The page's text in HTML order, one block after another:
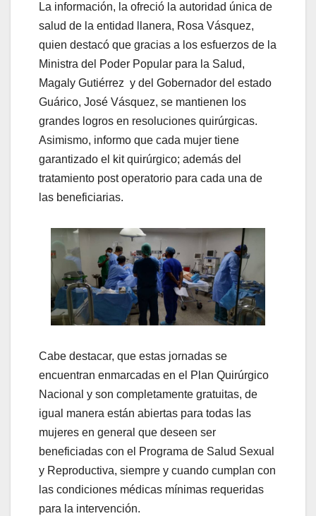
La información, la ofreció la autoridad única de
salud de la entidad llanera, Rosa Vásquez,
quien destacó que gracias a los esfuerzos de la
Ministra del Poder Popular para la Salud,
Magaly Gutiérrez y del Gobernador del estado
Guárico, José Vásquez, se mantienen los
grandes logros en resoluciones quirúrgicas.
Asimismo, informo que cada mujer tiene
garantizado el kit quirúrgico; además del
tratamiento post operatorio para cada una de
las beneficiarias.
Cabe destacar, que estas jornadas se
encuentran enmarcadas en el Plan Quirúrgico
Nacional y son completamente gratuitas, de
igual manera están abiertas para todas las
mujeres en general que deseen ser
beneficiadas con el Programa de Salud Sexual
y Reproductiva, siempre y cuando cumplan con
las condiciones médicas mínimas requeridas
para la intervención.